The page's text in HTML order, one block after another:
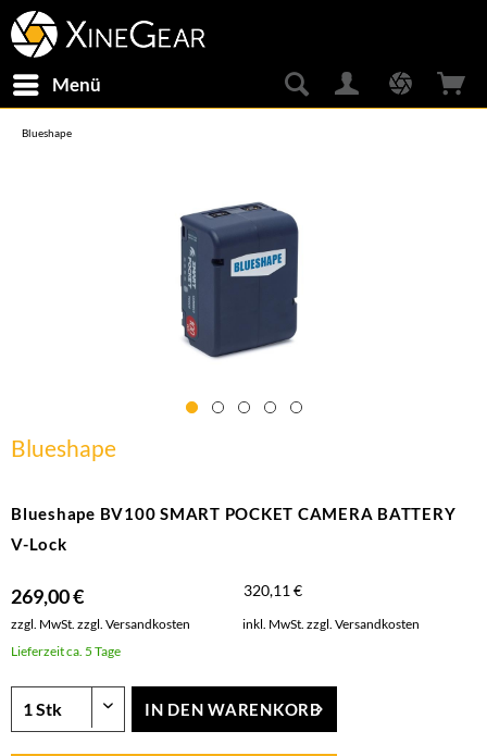
Menü
Blueshape
Blueshape
Blueshape BV100 SMART POCKET CAMERA BATTERY
V-Lock
269,00 € 320,11 €
zzgl. MwSt. zzgl. Versandkosten inkl. MwSt. zzgl. Versandkosten
Lieferzeit ca. 5 Tage
IN DEN WARENKORB